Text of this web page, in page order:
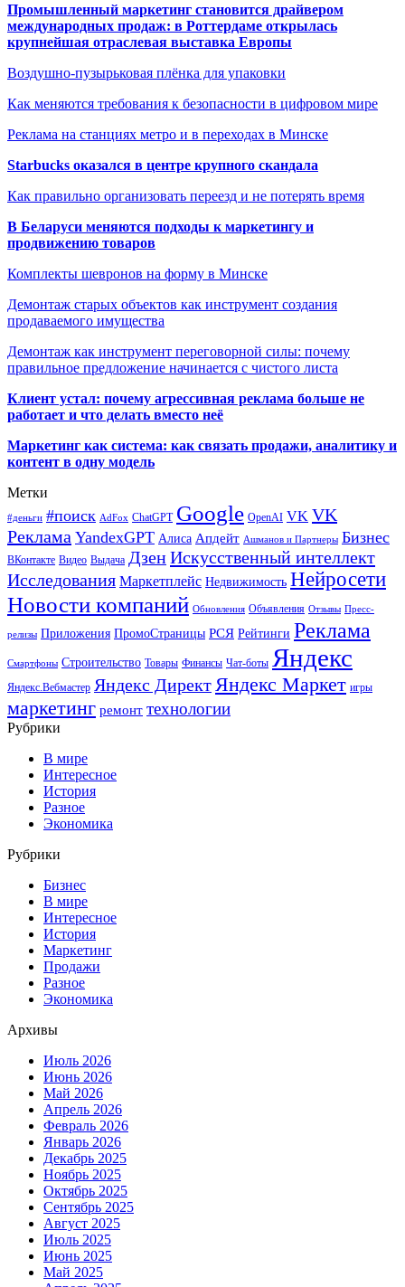
Промышленный маркетинг становится драйвером
международных продаж: в Роттердаме открылась
крупнейшая отраслевая выставка Европы
Воздушно-пузырьковая плёнка для упаковки
Как меняются требования к безопасности в цифровом мире
Реклама на станциях метро и в переходах в Минске
Starbucks оказался в центре крупного скандала
Как правильно организовать переезд и не потерять время
В Беларуси меняются подходы к маркетингу и
продвижению товаров
Комплекты шевронов на форму в Минске
Демонтаж старых объектов как инструмент создания
продаваемого имущества
Демонтаж как инструмент переговорной силы: почему
правильное предложение начинается с чистого листа
Клиент устал: почему агрессивная реклама больше не
работает и что делать вместо неё
Маркетинг как система: как связать продажи, аналитику и
контент в одну модель
Метки
#деньги #поиск AdFox ChatGPT Google OpenAI VK VK
Реклама YandexGPT Алиса Апдейт Ашманов и Партнеры Бизнес
ВКонтакте Видео Выдача ДзенИскусственный интеллект
Исследования Маркетплейс Недвижимость Нейросети
Новости компаний Обновления Объявления Отзывы Пресс-
релизы Приложения ПромоСтраницы РСЯ Рейтинги Реклама
Смартфоны Строительство Товары Финансы Чат-боты Яндекс
Яндекс.Вебмастер Яндекс Директ Яндекс Маркет игры
маркетинг ремонт технологии
Рубрики
В мире
Интересное
История
Разное
Экономика
Рубрики
Бизнес
В мире
Интересное
История
Маркетинг
Продажи
Разное
Экономика
Архивы
Июль 2026
Июнь 2026
Май 2026
Апрель 2026
Февраль 2026
Январь 2026
Декабрь 2025
Ноябрь 2025
Октябрь 2025
Сентябрь 2025
Август 2025
Июль 2025
Июнь 2025
Май 2025